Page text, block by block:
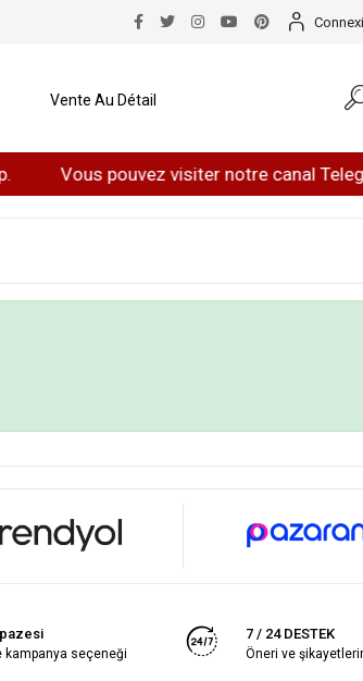
Vous pouvez visiter notre canal
Vente Au Détail
kampanya seçeneği
7 / 24 DESTEK
Öneri ve